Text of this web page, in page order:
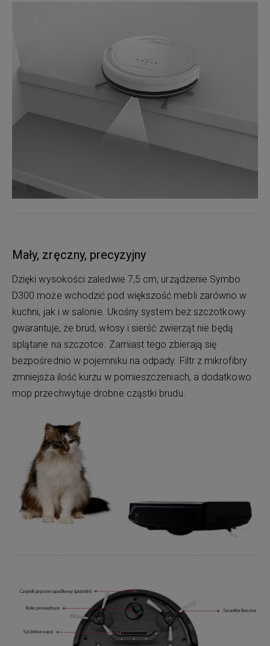
Mały, zręczny, precyzyjny
Dzięki wysokości zaledwie 7,5 cm, urządzenie Symbo
D300 może wchodzić pod większość mebli zarówno w
kuchni, jak i w salonie. Ukośny system bez szczotkowy
gwarantuje, że brud, włosy i sierść zwierząt nie będą
splątane na szczotce. Zamiast tego zbierają się
bezpośrednio w pojemniku na odpady. Filtr z mikrofibry
zmniejsza ilość kurzu w pomieszczeniach, a dodatkowo
mop przechwytuje drobne cząstki brudu.